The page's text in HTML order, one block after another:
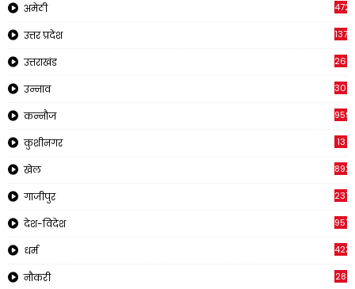
अमेठी 4721
उत्तर प्रदेश 1371
उत्तराखंड
उन्नाव 308
कन्नौज 959
कुशीनगर 13
खेल 892
गाजीपुर 237
देश-विदेश 957
धर्म 423
नौकरी 28